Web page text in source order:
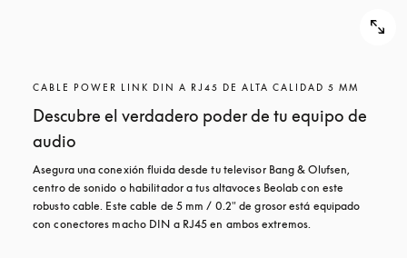
CABLE POWER LINK DIN A RJ45 DE ALTA CALIDAD 5 MM
Descubre el verdadero poder de tu equipo de
audio
Asegura una conexión fluida desde tu televisor Bang & Olufsen,
centro de sonido o habilitador a tus altavoces Beolab con este
robusto cable. Este cable de 5 mm / 0.2" de grosor está equipado
con conectores macho DIN a RJ45 en ambos extremos.